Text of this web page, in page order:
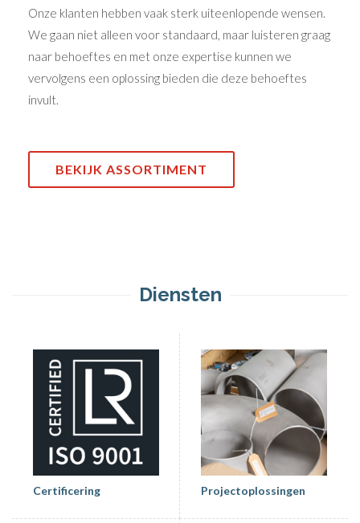
Onze klanten hebben vaak sterk uiteenlopende wensen.
We gaan niet alleen voor standaard, maar luisteren graag
naar behoeftes en met onze expertise kunnen we
vervolgens een oplossing bieden die deze behoeftes
invult.
BEKIJK ASSORTIMENT
Diensten
Certificering Projectoplossingen